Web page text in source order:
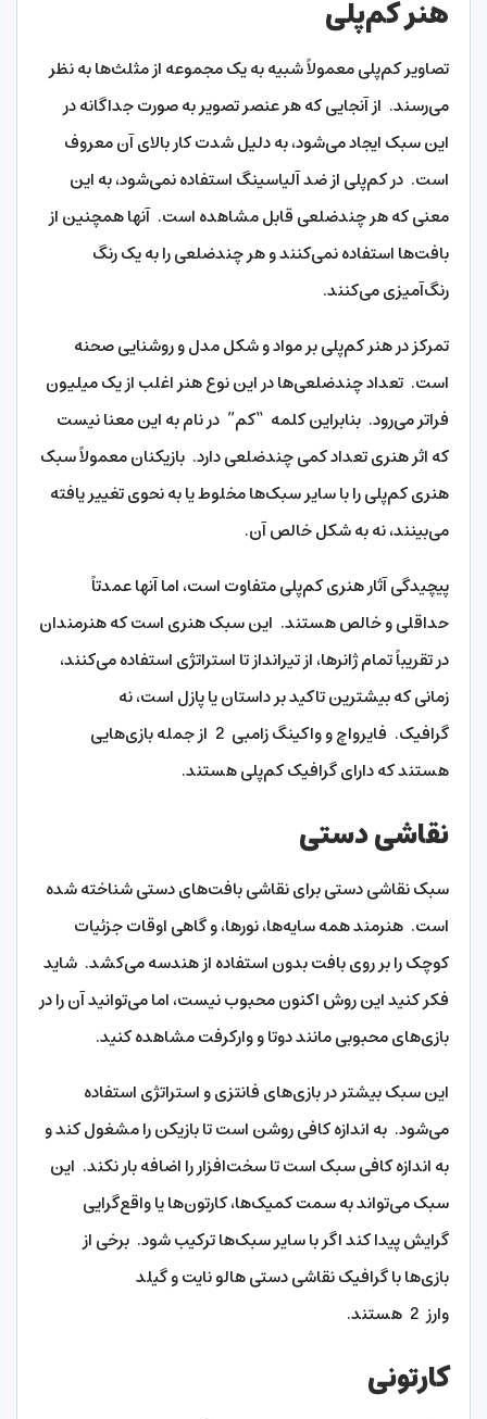
هنر کم‌پلی
تصاویر کم‌پلی معمولاً شبیه به یک مجموعه از مثلث‌ها به نظر
می‌رسند. از آنجایی که هر عنصر تصویر به صورت جداگانه در
این سبک ایجاد می‌شود، به دلیل شدت کار بالای آن معروف
است. در کم‌پلی از ضد آلیاسینگ استفاده نمی‌شود، به این
معنی که هر چندضلعی قابل مشاهده است. آنها همچنین از
بافت‌ها استفاده نمی‌کنند و هر چندضلعی را به یک رنگ
رنگ‌آمیزی می‌کنند.
تمرکز در هنر کم‌پلی بر مواد و شکل مدل و روشنایی صحنه
است. تعداد چندضلعی‌ها در این نوع هنر اغلب از یک میلیون
فراتر می‌رود. بنابراین کلمه “کم” در نام به این معنا نیست
که اثر هنری تعداد کمی چندضلعی دارد. بازیکنان معمولاً سبک
هنری کم‌پلی را با سایر سبک‌ها مخلوط یا به نحوی تغییر یافته
می‌بینند، نه به شکل خالص آن.
پیچیدگی آثار هنری کم‌پلی متفاوت است، اما آنها عمدتاً
حداقلی و خالص هستند. این سبک هنری است که هنرمندان
در تقریباً تمام ژانرها، از تیرانداز تا استراتژی استفاده می‌کنند،
زمانی که بیشترین تاکید بر داستان یا پازل است، نه
گرافیک. فایرواچ و واکینگ زامبی 2 از جمله بازی‌هایی
هستند که دارای گرافیک کم‌پلی هستند.
نقاشی دستی
سبک نقاشی دستی برای نقاشی بافت‌های دستی شناخته شده
است. هنرمند همه سایه‌ها، نورها، و گاهی اوقات جزئیات
کوچک را بر روی بافت بدون استفاده از هندسه می‌کشد. شاید
فکر کنید این روش اکنون محبوب نیست، اما می‌توانید آن را در
بازی‌های محبوبی مانند دوتا و وارکرفت مشاهده کنید.
این سبک بیشتر در بازی‌های فانتزی و استراتژی استفاده
می‌شود. به اندازه کافی روشن است تا بازیکن را مشغول کند و
به اندازه کافی سبک است تا سخت‌افزار را اضافه بار نکند. این
سبک می‌تواند به سمت کمیک‌ها، کارتون‌ها یا واقع‌گرایی
گرایش پیدا کند اگر با سایر سبک‌ها ترکیب شود. برخی از
بازی‌ها با گرافیک نقاشی دستی هالو نایت و گیلد
وارز 2 هستند.
کارتونی